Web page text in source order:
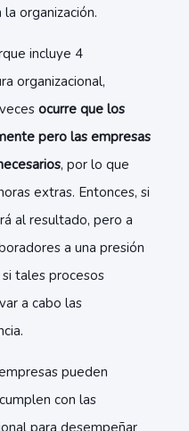
organización.
incluye 4
organizacional,
ocurre que los
pero las empresas
, por lo que
extras. Entonces, si
al resultado, pero a
a una presión
tales procesos
a cabo las
pueden
con las
para desempeñar